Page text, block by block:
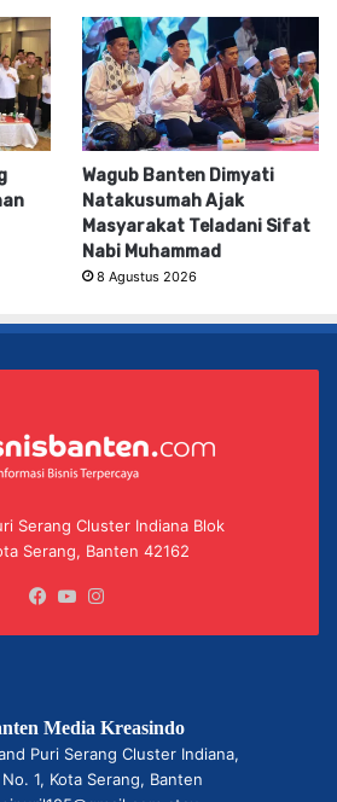
Wagub Banten Dimyati
Natakusumah Ajak
Masyarakat Teladani Sifat
Nabi Muhammad
8 Agustus 2026
Serang Cluster Indiana Blok
Serang, Banten 42162
Facebook
YouTube
Media Kreasindo
Puri Serang Cluster Indiana,
1, Kota Serang, Banten